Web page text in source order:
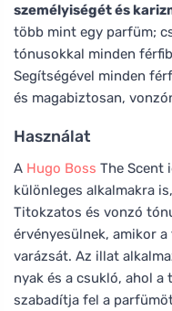
személyiségét és
több mint egy parfüm;
tónusokkal minden
Segítségével minden
és magabiztosan,
Használat
A Hugo Boss The Scent
különleges alkalmakra
Titokzatos és vonzó
érvényesülnek, amikor
varázsát. Az illat
nyak és a csukló, ahol
szabadítja fel a